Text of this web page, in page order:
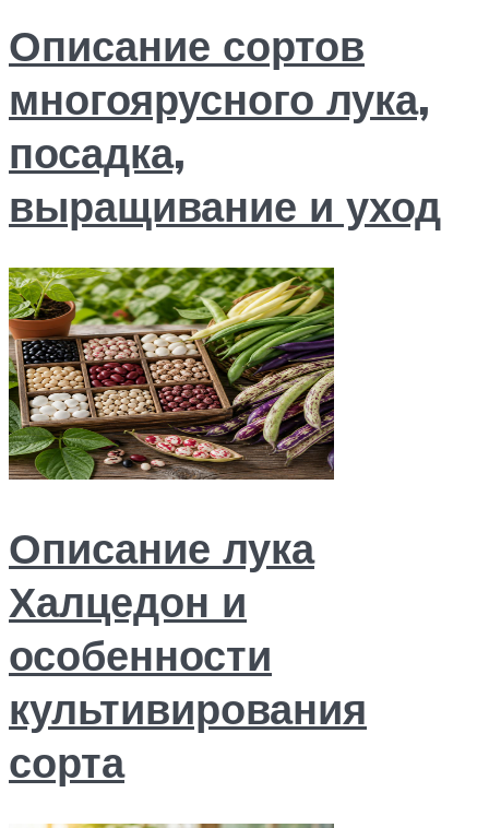
Описание сортов
многоярусного лука,
посадка,
выращивание и уход
Описание лука
Халцедон и
особенности
культивирования
сорта